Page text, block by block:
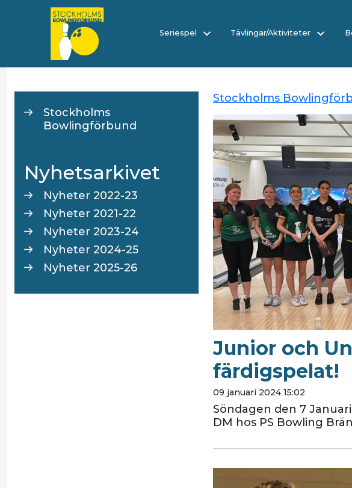
Seriespel Tävlingar/Aktiviteter
Stockholms
Bowlingförbund
Nyhetsarkivet
Nyheter 2022-23
Nyheter 2021-22
Nyheter 2023-24
Nyheter 2024-25
Nyheter 2025-26
Stockholms
Junior och
färdigspelat!
09 januari 2024 15:02
Söndagen den 7
DM hos PS Bowling